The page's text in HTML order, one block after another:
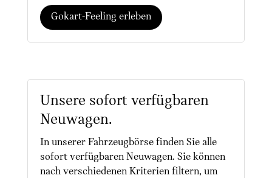
Gokart-Feeling erleben
Unsere sofort verfügbaren
Neuwagen.
In unserer Fahrzeugbörse finden Sie alle
sofort verfügbaren Neuwagen. Sie können
nach verschiedenen Kriterien filtern, um